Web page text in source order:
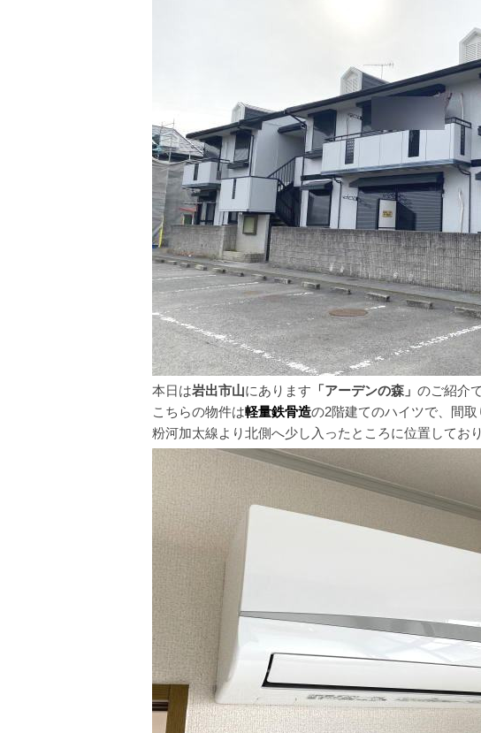
本日は岩出市山にあります 「アーデンの森」 のご紹介
こちらの物件は軽量鉄骨造の2階建てのハイツで、間取
粉河加太線より北側へ少し入ったところに位置してお